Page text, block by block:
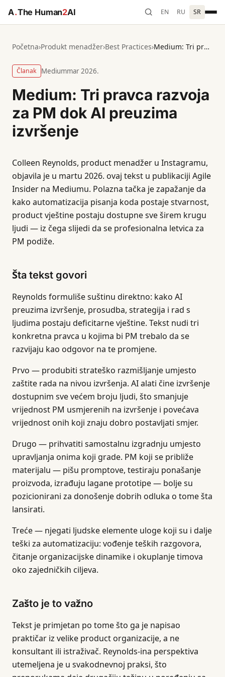
A.The Human2AI EN RU SR
Početna›Produkt menadžer›Best Practices› Medium: Tri pravca razvoja za PM dok AI preuzima izvršenje
Članak Mediummar 2026.
Medium: Tri pravca razvoja
za PM dok AI preuzima
izvršenje
Colleen Reynolds, product menadžer u Instagramu,
objavila je u martu 2026. ovaj tekst u publikaciji Agile
Insider na Mediumu. Polazna tačka je zapažanje da
kako automatizacija pisanja koda postaje stvarnost,
product vještine postaju dostupne sve širem krugu
ljudi — iz čega slijedi da se profesionalna letvica za
PM podiže.
Šta tekst govori
Reynolds formuliše suštinu direktno: kako AI
preuzima izvršenje, prosudba, strategija i rad s
ljudima postaju deficitarne vještine. Tekst nudi tri
konkretna pravca u kojima bi PM trebalo da se
razvijaju kao odgovor na te promjene.
Prvo — produbiti strateško razmišljanje umjesto
zaštite rada na nivou izvršenja. AI alati čine izvršenje
dostupnim sve većem broju ljudi, što smanjuje
vrijednost PM usmjerenih na izvršenje i povećava
vrijednost onih koji znaju dobro postavljati smjer.
Drugo — prihvatiti samostalnu izgradnju umjesto
upravljanja onima koji grade. PM koji se približe
materijalu — pišu promptove, testiraju ponašanje
proizvoda, izrađuju lagane prototipe — bolje su
pozicionirani za donošenje dobrih odluka o tome šta
lansirati.
Treće — njegati ljudske elemente uloge koji su i dalje
teški za automatizaciju: vođenje teških razgovora,
čitanje organizacijske dinamike i okuplanje timova
oko zajedničkih ciljeva.
Zašto je to važno
Tekst je primjetan po tome što ga je napisao
praktičar iz velike product organizacije, a ne
konsultant ili istraživač. Reynolds-ina perspektiva
utemeljena je u svakodnevnoj praksi, što